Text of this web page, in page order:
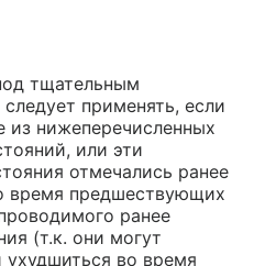
тщательным
применять, если
из нижеперечисленных
или эти
отмечались ранее
время предшествующих
ранее
(т.к. они могут
во время